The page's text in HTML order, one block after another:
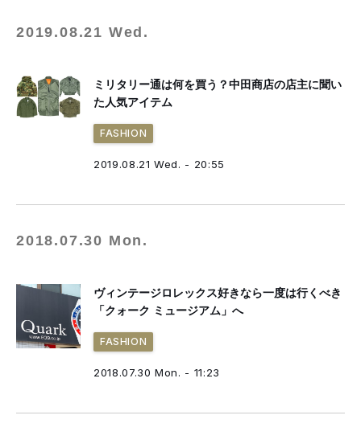
2019.08.21 Wed.
ミリタリー通は何を買う？中田商店の店主に聞い
た人気アイテム
FASHION
2019.08.21 Wed. - 20:55
2018.07.30 Mon.
ヴィンテージロレックス好きなら一度は行くべき
「クォーク ミュージアム」へ
FASHION
2018.07.30 Mon. - 11:23